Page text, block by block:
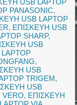
USB LAPTOP
PANASONIC,
USB LAPTOP
, ΕΠΙΣΚΕΥΗ USB
SHARP,
USB
,
USB
TRIGEM,
USB
, ΕΠΙΣΚΕΥΗ